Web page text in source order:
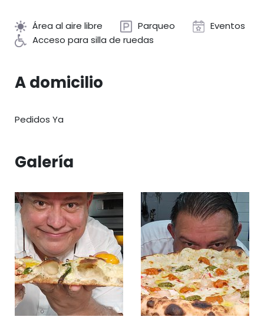
Área al aire libre Parqueo
Eventos
Acceso para silla de ruedas
A domicilio
Pedidos Ya
Galería